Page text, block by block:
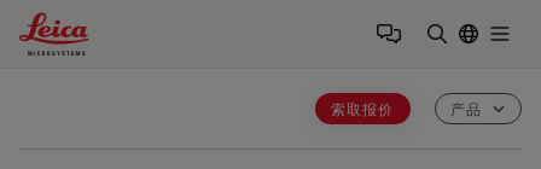
Leica Microsystems Logo
索取报价 产品